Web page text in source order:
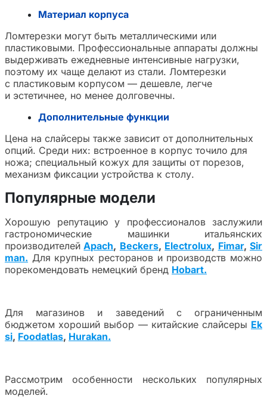
Материал корпуса
Ломтерезки могут быть металлическими или
пластиковыми. Профессиональные аппараты должны
выдерживать ежедневные интенсивные нагрузки,
поэтому их чаще делают из стали. Ломтерезки
с пластиковым корпусом — дешевле, легче
и эстетичнее, но менее долговечны.
Дополнительные функции
Цена на слайсеры также зависит от дополнительных
опций. Среди них: встроенное в корпус точило для
ножа; специальный кожух для защиты от порезов,
механизм фиксации устройства к столу.
Популярные модели
Хорошую репутацию у профессионалов заслужили
гастрономические машинки итальянских
производителей Apach, Beckers, Electrolux, Fimar,Sir
man. Для крупных ресторанов и производств можно
порекомендовать немецкий бренд Hobart.
Для магазинов и заведений с ограниченным
бюджетом хороший выбор — китайские слайсеры Ek
si, Foodatlas, Hurakan.
Рассмотрим особенности нескольких популярных
моделей.